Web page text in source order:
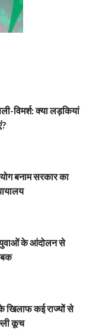
विमर्श: क्या लड़कियां
बनाम सरकार का
युवाओं के आंदोलन से
खिलाफ कई राज्यों से
कूच